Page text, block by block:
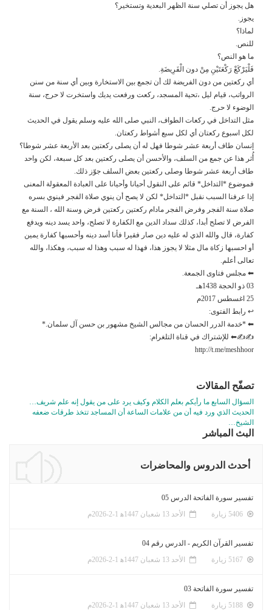
هل يجوز أن تصلي سنة الظهر البعدية وتستخير؟
يجوز.
لماذا؟
للنص.
ما هو النص؟
فَلْيَرْكَعْ رَكْعَتَيْنِ مِنْ دون الْفَرِيضَةِ.
أي ركعتين من دون الفريضة لك أن تجمع بين الاستخارة وبين أي سنة من سنن
الرواتب، قيام ليل ،تحية المسجد، ركعت ورفعت يديك واستخرت لا حرج، سنة
الوضوء لا حرج.
مثل التداخل في ركعات الطواف، النبي صلى الله عليه وسلم يقول في الحديث
لكل اسبوع ركعتان أي لكل سبع أشواط ركعتان.
إنسان طاف أربعة عشر شوطا فهل له أن يصلى ركعتين بعد الأربعة عشر شوطا؟
أُثر هذا عن جمع من السلف، والأحسن أن يصلى ركعتين بعد كل سبعة، لكن واحد
طاف أربعة عشر شوطا وصلى ركعتين بعض السلف جوّز ذلك.
فموضوع *التداخل* قائم على النقول أحيانا وأحيانا على العبادة المعقولة المعنى
إذا عرفنا السبب نقبل *التداخل* لكن لا يصح أن ينوي صلاة الفجر فينوي بسره
صلاة سنة الفجر وفرض الفجر مادام ركعتين ركعتين فرض وسنة الله ، السنة مع
الفرض لا تصلح أبدا، كذلك سداد الدين مع الكفارة لا تصلح، واحد يسد دينه ويدفع
كفارة، قال والله الذي له عليه دين صار فقيرا فأنا أسد دينه وأحسبها كفارة يمين
أو احسبها زكاة مال مثلا لا يجوز هذا، فهذا له سبب وهذا له سبب، وهكذا، والله
تعالى أعلم.
⬅ مجلس فتاوى الجمعة.
03 ذو الحجة 1438هـ
25 اغسطس 2017م
↩ رابط الفتوى:
⬅ *خدمة الدرر الحسان من مجالس الشيخ مشهور بن حسن آل سلمان.*
✍✍⬅ للإشتراك في قناة التلغرام:
http://t.me/meshhoor
تصفّح المقالات
السؤال السابع ما رأيكم بعلم الكلام وكيف يرد على من يقول إنه علم شريف…
الحديث الذي ورد فيه أن من علامات الساعة أن المساجد تتخذ طرقات ضعفه
الشيخ…
البث المباشر
أحدث الدروس والمحاضرات
تفسير سورة الفاتحة الدرس 05
الأحد 13 شعبان 1447ﻫ 1-2-2026م
تفسير القرآن الكريم - الدرس رقم 04
الأحد 13 شعبان 1447ﻫ 1-2-2026م
تفسير سورة الفاتحة 03
الأحد 13 شعبان 1447ﻫ 1-2-2026م